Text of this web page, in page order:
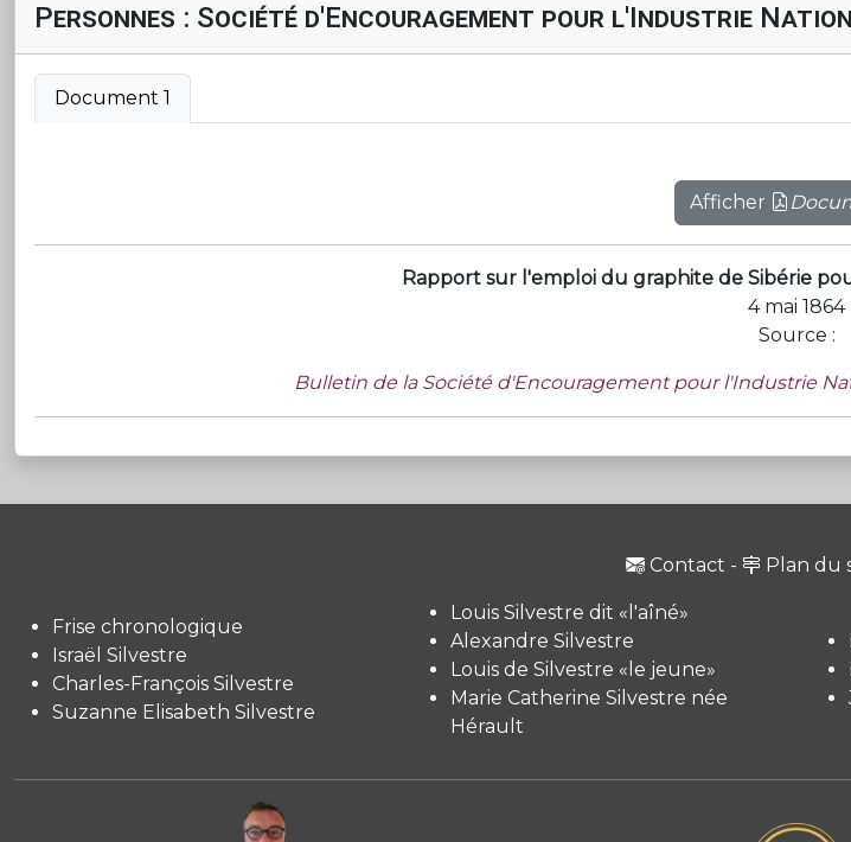
Personnes : Société d'Encouragement pour l'Industrie
Document 1
Afficher
Rapport sur l'emploi du graphite de Sibérie
4 mai 1864
Source :
Bulletin de la Société d'Encouragement pour l'Industrie
Contact - Plan du
Frise chronologique
Israël Silvestre
Charles-François Silvestre
Suzanne Elisabeth Silvestre
Louis Silvestre dit «l'aîné»
Alexandre Silvestre
Louis de Silvestre «le jeune»
Marie Catherine Silvestre née
Hérault